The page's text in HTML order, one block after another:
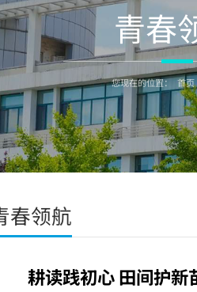
青春
您现在的位置：首页
春领航
耕读践初心 田间护